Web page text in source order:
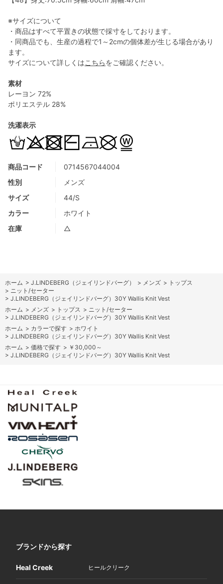
商品コード
0714567044004
性別
メンズ
サイズ
44/S
カラー
ホワイト
在庫
△
※サイズについて
・商品はすべて平置きの状態で採寸をしております。
・同商品でも、生産の過程で1～2cmの個体差が生じる場合があり
ます。
サイズについて詳しくはこちらをご確認ください。
素材
レーヨン 72%
ポリエステル 28%
洗濯表示
ホーム > J.LINDEBERG（ジェイリンドバーグ） > メンズ > トップス
> ニット/セーター
> J.LINDEBERG（ジェイリンドバーグ）30Y Wallis Knit Vest
ホーム > メンズ > トップス > ニット/セーター
> J.LINDEBERG（ジェイリンドバーグ）30Y Wallis Knit Vest
ホーム > カラーで探す > ホワイト
> J.LINDEBERG（ジェイリンドバーグ）30Y Wallis Knit Vest
ホーム > 価格で探す > ￥30,000～
> J.LINDEBERG（ジェイリンドバーグ）30Y Wallis Knit Vest
ブランドから探す
Heal Creek ヒールクリーク